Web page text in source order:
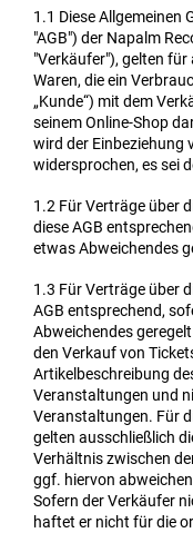
1.1 Diese Allgemeinen
"AGB") der Napalm
"Verkäufer"), gelten
Waren, die ein
„Kunde“) mit dem
seinem Online-Shop
wird der Einbeziehung
widersprochen, es sei
1.2 Für Verträge über
diese AGB
etwas Abweichendes
1.3 Für Verträge über
AGB entsprechend,
Abweichendes
den Verkauf von
Artikelbeschreibung
Veranstaltungen und
Veranstaltungen. Für
gelten ausschließlich
Verhältnis zwischen
ggf. hiervon
Sofern der Verkäufer
haftet er nicht für die